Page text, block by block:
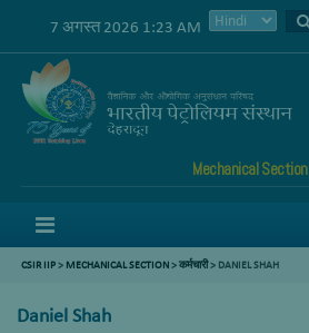
7 अगस्त 2026 1:23 AM
Mechanical Section
CSIR IIP> MECHANICAL SECTION>कर्मचारी> DANIEL SHAH
Daniel Shah